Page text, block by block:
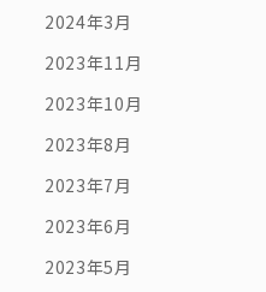
2024年3月
2023年11月
2023年10月
2023年8月
2023年7月
2023年6月
2023年5月